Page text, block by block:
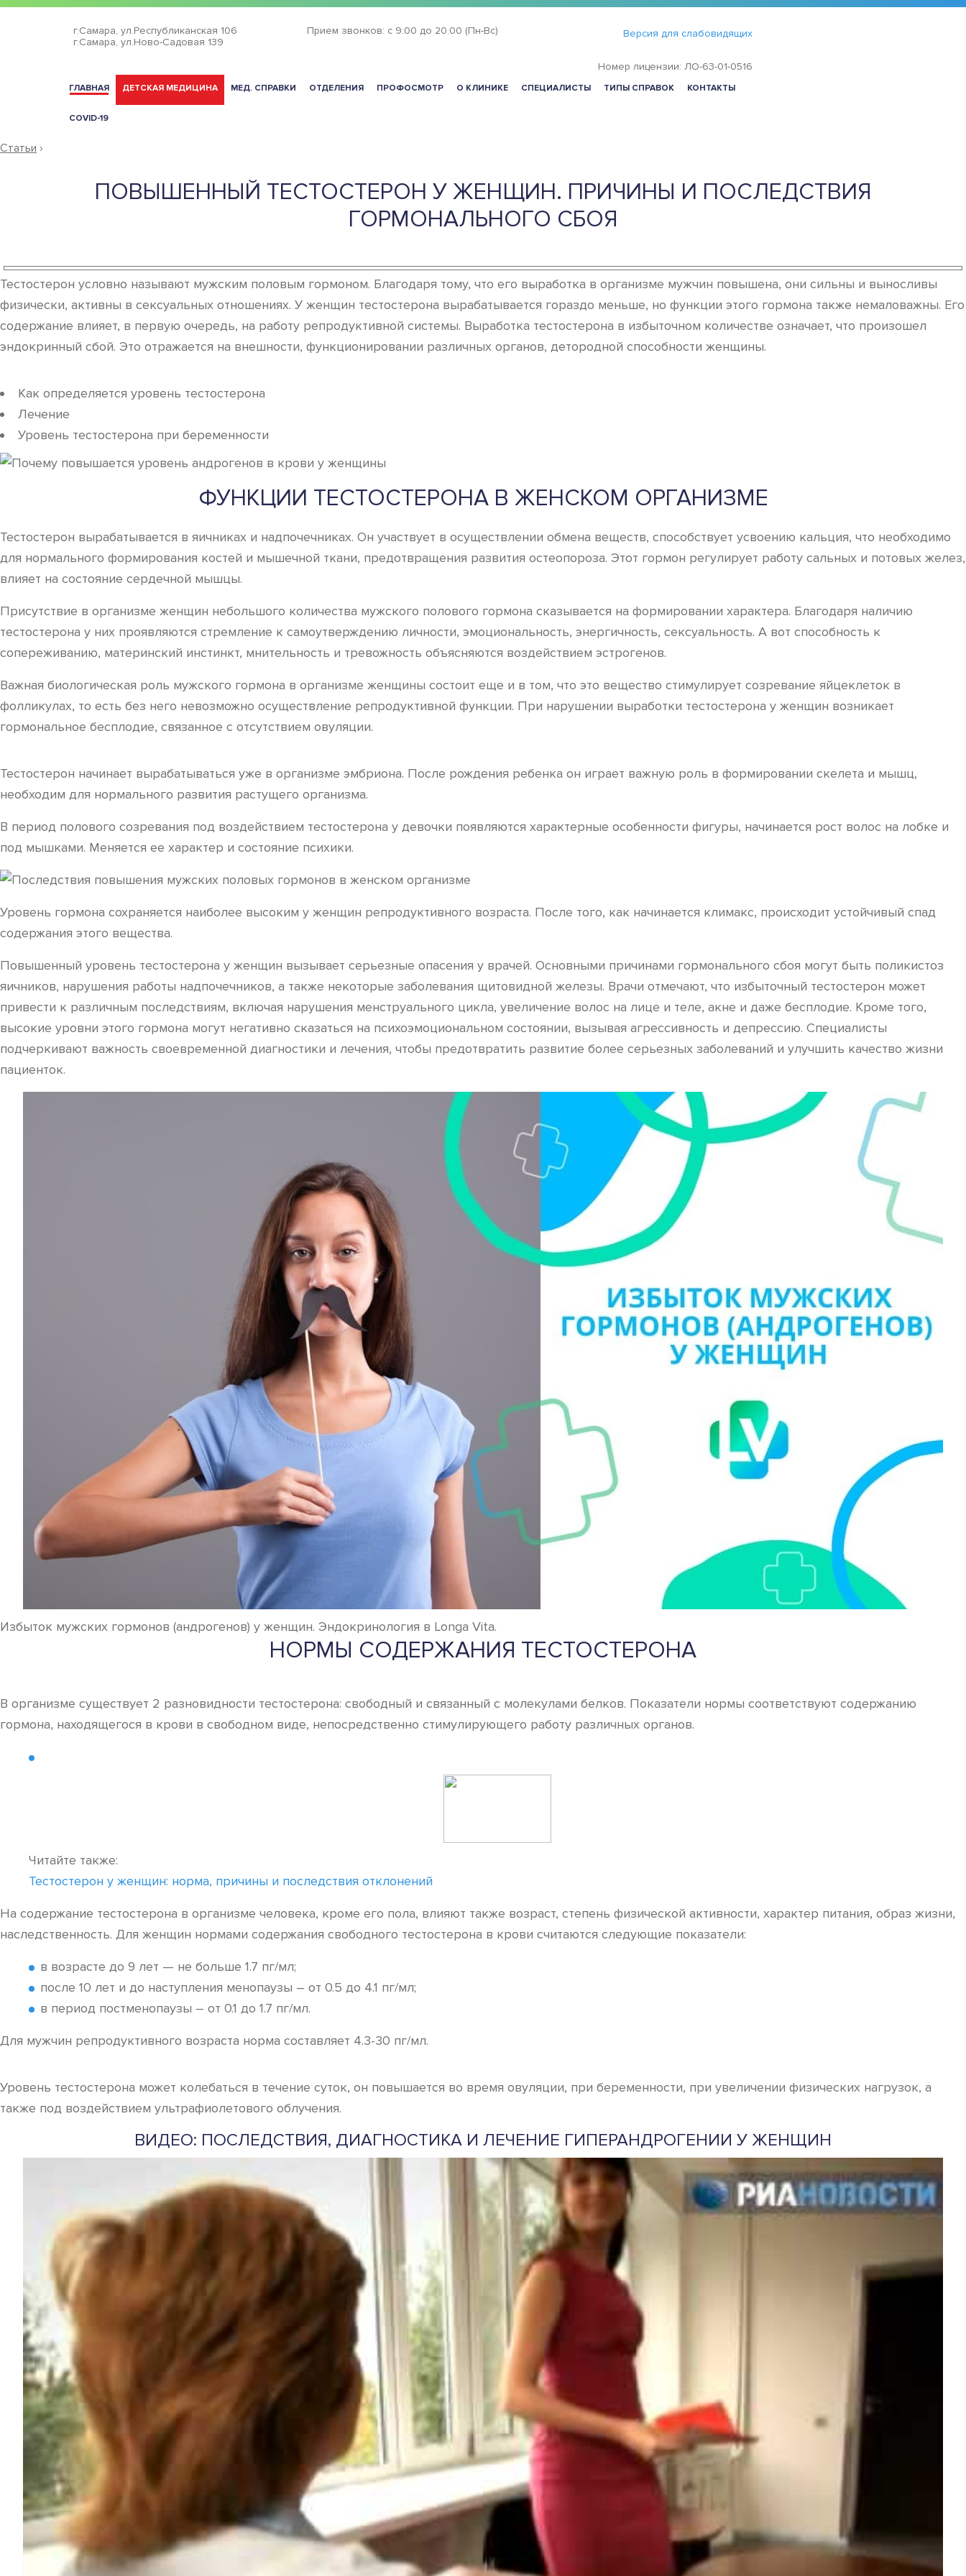
г.Самара, ул.Республиканская 106
г.Самара, ул.Ново-Садовая 139
Прием звонков: с 9:00 до 20:00 (Пн-Вс) Версия для слабовидящих
Номер лицензии: ЛО-63-01-0516
ГЛАВНАЯ ДЕТСКАЯ МЕДИЦИНА МЕД. СПРАВКИ ОТДЕЛЕНИЯ ПРОФОСМОТР О КЛИНИКЕ СПЕЦИАЛИСТЫ ТИПЫ СПРАВОК КОНТАКТЫ
COVID-19
Статьи ›
ПОВЫШЕННЫЙ ТЕСТОСТЕРОН У ЖЕНЩИН. ПРИЧИНЫ И ПОСЛЕДСТВИЯ
ГОРМОНАЛЬНОГО СБОЯ
Тестостерон условно называют мужским половым гормоном. Благодаря тому, что его выработка в организме мужчин повышена, они сильны и выносливы
физически, активны в сексуальных отношениях. У женщин тестостерона вырабатывается гораздо меньше, но функции этого гормона также немаловажны. Его
содержание влияет, в первую очередь, на работу репродуктивной системы. Выработка тестостерона в избыточном количестве означает, что произошел
эндокринный сбой. Это отражается на внешности, функционировании различных органов, детородной способности женщины.
Как определяется уровень тестостерона
Лечение
Уровень тестостерона при беременности
ФУНКЦИИ ТЕСТОСТЕРОНА В ЖЕНСКОМ ОРГАНИЗМЕ
Тестостерон вырабатывается в яичниках и надпочечниках. Он участвует в осуществлении обмена веществ, способствует усвоению кальция, что необходимо
для нормального формирования костей и мышечной ткани, предотвращения развития остеопороза. Этот гормон регулирует работу сальных и потовых желез,
влияет на состояние сердечной мышцы.
Присутствие в организме женщин небольшого количества мужского полового гормона сказывается на формировании характера. Благодаря наличию
тестостерона у них проявляются стремление к самоутверждению личности, эмоциональность, энергичность, сексуальность. А вот способность к
сопереживанию, материнский инстинкт, мнительность и тревожность объясняются воздействием эстрогенов.
Важная биологическая роль мужского гормона в организме женщины состоит еще и в том, что это вещество стимулирует созревание яйцеклеток в
фолликулах, то есть без него невозможно осуществление репродуктивной функции. При нарушении выработки тестостерона у женщин возникает
гормональное бесплодие, связанное с отсутствием овуляции.
Тестостерон начинает вырабатываться уже в организме эмбриона. После рождения ребенка он играет важную роль в формировании скелета и мышц,
необходим для нормального развития растущего организма.
В период полового созревания под воздействием тестостерона у девочки появляются характерные особенности фигуры, начинается рост волос на лобке и
под мышками. Меняется ее характер и состояние психики.
Уровень гормона сохраняется наиболее высоким у женщин репродуктивного возраста. После того, как начинается климакс, происходит устойчивый спад
содержания этого вещества.
Повышенный уровень тестостерона у женщин вызывает серьезные опасения у врачей. Основными причинами гормонального сбоя могут быть поликистоз
яичников, нарушения работы надпочечников, а также некоторые заболевания щитовидной железы. Врачи отмечают, что избыточный тестостерон может
привести к различным последствиям, включая нарушения менструального цикла, увеличение волос на лице и теле, акне и даже бесплодие. Кроме того,
высокие уровни этого гормона могут негативно сказаться на психоэмоциональном состоянии, вызывая агрессивность и депрессию. Специалисты
подчеркивают важность своевременной диагностики и лечения, чтобы предотвратить развитие более серьезных заболеваний и улучшить качество жизни
пациенток.
Избыток мужских гормонов (андрогенов) у женщин. Эндокринология в Longa Vita.
НОРМЫ СОДЕРЖАНИЯ ТЕСТОСТЕРОНА
В организме существует 2 разновидности тестостерона: свободный и связанный с молекулами белков. Показатели нормы соответствуют содержанию
гормона, находящегося в крови в свободном виде, непосредственно стимулирующего работу различных органов.
Читайте также:
Тестостерон у женщин: норма, причины и последствия отклонений
На содержание тестостерона в организме человека, кроме его пола, влияют также возраст, степень физической активности, характер питания, образ жизни,
наследственность. Для женщин нормами содержания свободного тестостерона в крови считаются следующие показатели:
в возрасте до 9 лет — не больше 1.7 пг/мл;
после 10 лет и до наступления менопаузы – от 0.5 до 4.1 пг/мл;
в период постменопаузы – от 0.1 до 1.7 пг/мл.
Для мужчин репродуктивного возраста норма составляет 4.3-30 пг/мл.
Уровень тестостерона может колебаться в течение суток, он повышается во время овуляции, при беременности, при увеличении физических нагрузок, а
также под воздействием ультрафиолетового облучения.
ВИДЕО: ПОСЛЕДСТВИЯ, ДИАГНОСТИКА И ЛЕЧЕНИЕ ГИПЕРАНДРОГЕНИИ У ЖЕНЩИН